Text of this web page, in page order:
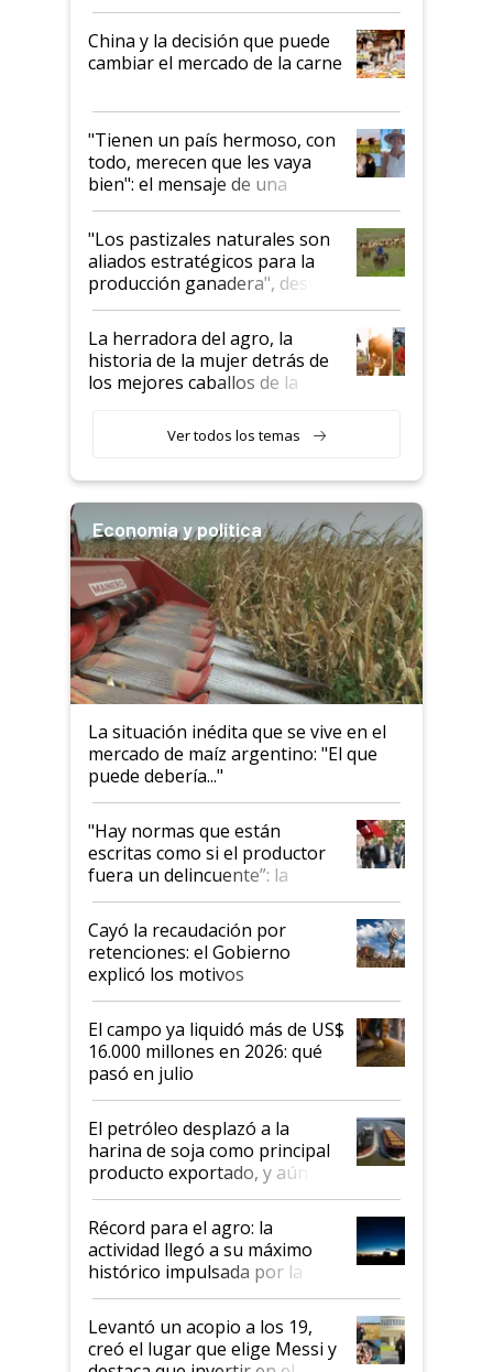
China y la decisión que puede
cambiar el mercado de la carne
"Tienen un país hermoso, con
todo, merecen que les vaya
bien": el mensaje de una
ganadera uruguaya sobre las
oportunidades que se abren
para el agro en Argentina, con
foco en la carne
"Los pastizales naturales son
aliados estratégicos para la
producción ganadera", destaca
la iniciativa que ya reúne a 46
establecimientos en Argentina
La herradora del agro, la
historia de la mujer detrás de
los mejores caballos de la
todavía hacen sufrir a estos
animales: "Mientras me
Ver todos los temas
Economía y política
La situación inédita que se vive en el
mercado de maíz argentino: "El que
puede debería..."
"Hay normas que están
escritas como si el productor
fuera un delincuente”: la
desregulación llegó al
Congreso Aapresid y hasta se
habló del financiamiento al
IPCVA
Cayó la recaudación por
retenciones: el Gobierno
explicó los motivos
El campo ya liquidó más de US$
16.000 millones en 2026: qué
pasó en julio
El petróleo desplazó a la
harina de soja como principal
producto exportado, y aún así
el agro aportó casi seis de cada
diez dólares y sostuvo el
liderazgo en un semestre
récord
Récord para el agro: la
actividad llegó a su máximo
histórico impulsada por la
cosecha y las exportaciones
Levantó un acopio a los 19,
creó el lugar que elige Messi y